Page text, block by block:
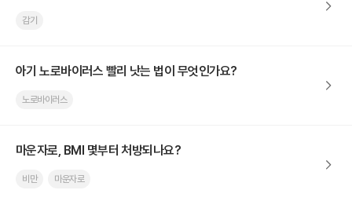
감기
아기 노로바이러스 빨리 낫는 법이 무엇인가요?
노로바이러스
마운자로, BMI 몇부터 처방되나요?
비만 마운자로